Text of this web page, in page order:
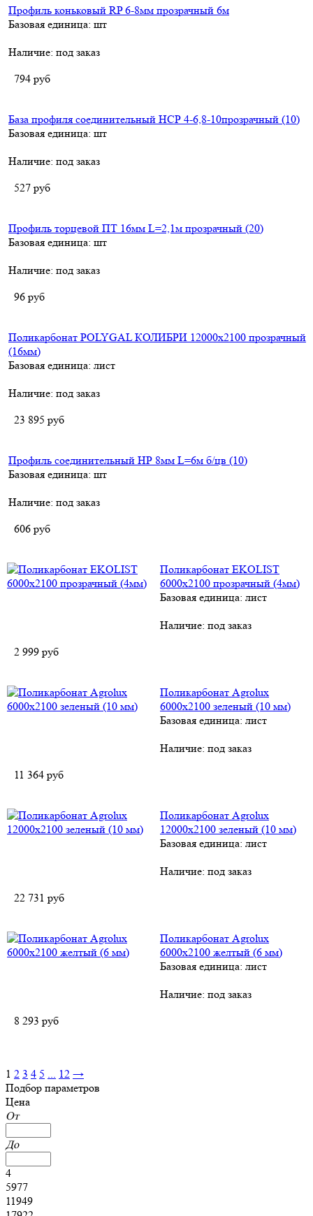
Профиль коньковый RP 6-8мм прозрачный 6м
Базовая единица: шт
Наличие: под заказ
794 руб
База профиля соединительный НCР 4-6,8-10прозрачный (10)
Базовая единица: шт
Наличие: под заказ
527 руб
Профиль торцевой ПТ 16мм L=2,1м прозрачный (20)
Базовая единица: шт
Наличие: под заказ
96 руб
Поликарбонат POLYGAL КОЛИБРИ 12000х2100 прозрачный
(16мм)
Базовая единица: лист
Наличие: под заказ
23 895 руб
Профиль соединительный НР 8мм L=6м б/цв (10)
Базовая единица: шт
Наличие: под заказ
606 руб
Поликарбонат EKOLIST
6000х2100 прозрачный (4мм)
Базовая единица: лист
Наличие: под заказ
2 999 руб
Поликарбонат Agrolux
6000х2100 зеленый (10 мм)
Базовая единица: лист
Наличие: под заказ
11 364 руб
Поликарбонат Agrolux
12000х2100 зеленый (10 мм)
Базовая единица: лист
Наличие: под заказ
22 731 руб
Поликарбонат Agrolux
6000х2100 желтый (6 мм)
Базовая единица: лист
Наличие: под заказ
8 293 руб
1 2 3 4 5 ... 12 →
Подбор параметров
Цена
От
До
4
5977
11949